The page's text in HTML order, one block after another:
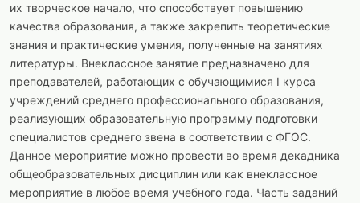
их творческое начало, что способствует повышению
качества образования, а также закрепить теоретические
знания и практические умения, полученные на занятиях
литературы. Внеклассное занятие предназначено для
преподавателей, работающих с обучающимися I курса
учреждений среднего профессионального образования,
реализующих образовательную программу подготовки
специалистов среднего звена в соответствии с ФГОС.
Данное мероприятие можно провести во время декадника
общеобразовательных дисциплин или как внеклассное
мероприятие в любое время учебного года. Часть заданий